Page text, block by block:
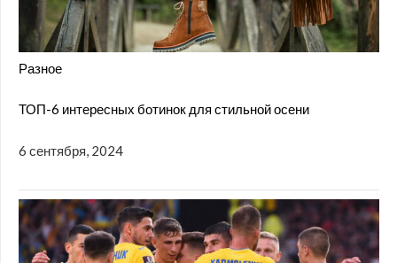
Разное
ТОП-6 интересных ботинок для стильной осени
6 сентября, 2024